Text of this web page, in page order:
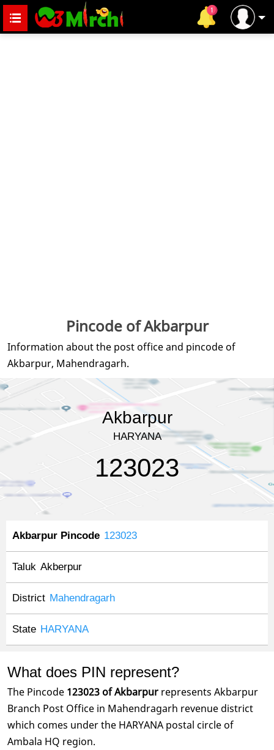
Pincode of Akbarpur
Information about the post office and pincode of
Akbarpur, Mahendragarh.
Akbarpur
HARYANA
123023
Akbarpur Pincode 123023
Taluk Akberpur
District Mahendragarh
State HARYANA
What does PIN represent?
The Pincode 123023 of Akbarpur represents Akbarpur
Branch Post Office in Mahendragarh revenue district
which comes under the HARYANA postal circle of
Ambala HQ region.